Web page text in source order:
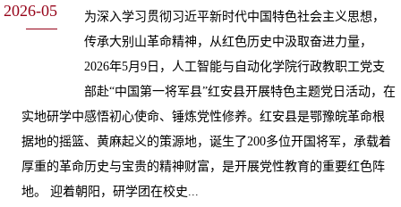
2026-05
为深入学习贯彻习近平新时代中国特色社会主义思想，
传承大别山革命精神，从红色历史中汲取奋进力量，
2026年5月9日，人工智能与自动化学院行政教职工党支
部赴“中国第一将军县”红安县开展特色主题党日活动，在
实地研学中感悟初心使命、锤炼党性修养。红安县是鄂豫皖革命根
据地的摇篮、黄麻起义的策源地，诞生了200多位开国将军，承载着
厚重的革命历史与宝贵的精神财富，是开展党性教育的重要红色阵
地。 迎着朝阳，研学团在校史...